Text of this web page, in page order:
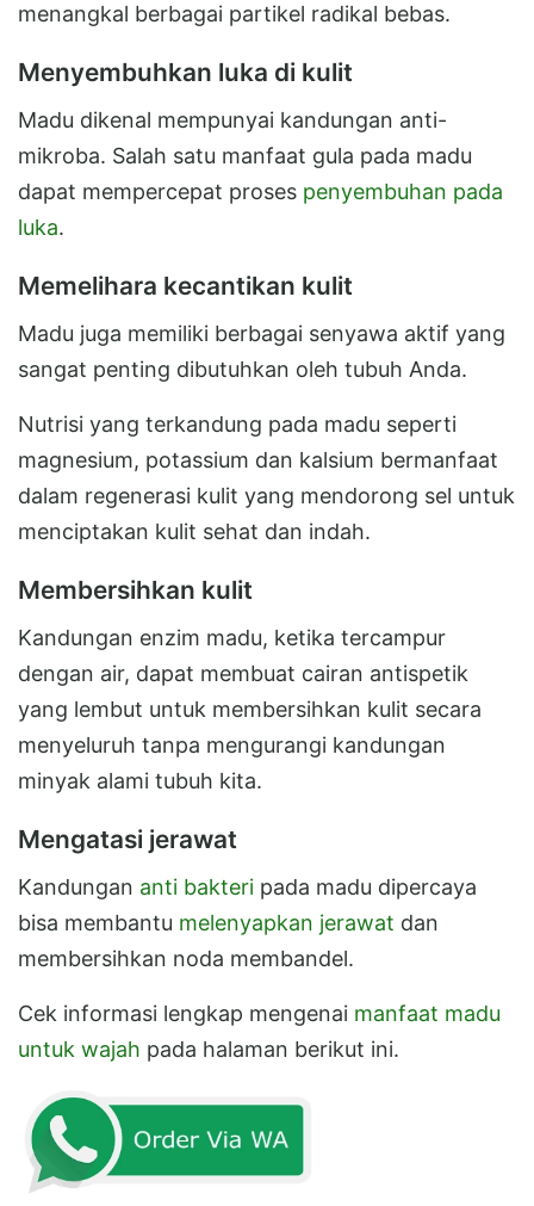
menangkal berbagai partikel radikal bebas.
Menyembuhkan luka di kulit
Madu dikenal mempunyai kandungan anti-
mikroba. Salah satu manfaat gula pada madu
dapat mempercepat proses penyembuhan pada
luka.
Memelihara kecantikan kulit
Madu juga memiliki berbagai senyawa aktif yang
sangat penting dibutuhkan oleh tubuh Anda.
Nutrisi yang terkandung pada madu seperti
magnesium, potassium dan kalsium bermanfaat
dalam regenerasi kulit yang mendorong sel untuk
menciptakan kulit sehat dan indah.
Membersihkan kulit
Kandungan enzim madu, ketika tercampur
dengan air, dapat membuat cairan antispetik
yang lembut untuk membersihkan kulit secara
menyeluruh tanpa mengurangi kandungan
minyak alami tubuh kita.
Mengatasi jerawat
Kandungan anti bakteri pada madu dipercaya
bisa membantu melenyapkan jerawat dan
membersihkan noda membandel.
Cek informasi lengkap mengenai manfaat madu
untuk wajah pada halaman berikut ini.